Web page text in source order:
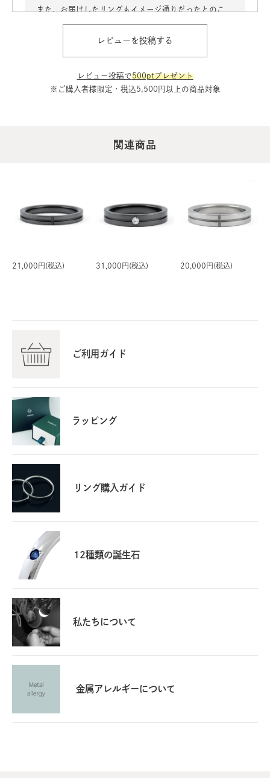
また、お届けしたリングもイメージ通りだったとのこ
と、ご満足いただけたようで安心いたしました。
今後ともHIBINOIをどうぞよろしくお願いいたします。
2026/06/18 15:19:08
レビューを投稿する
レビュー投稿で500ptプレゼント
※ご購入者様限定・税込5,500円以上の商品対象
関連商品
21,000円(税込) 31,000円(税込) 20,000円(税込)
ご利用ガイド
ラッピング
リング購入ガイド
12種類の誕生石
私たちについて
金属アレルギーについて